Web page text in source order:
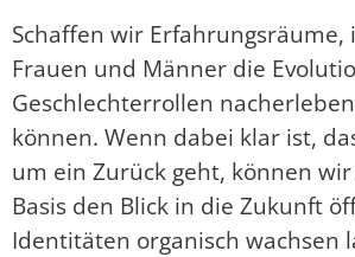
Schaffen wir Erfahrungsräume,
Frauen und Männer die
Geschlechterrollen
können. Wenn dabei klar ist,
um ein Zurück geht, können
Basis den Blick in die Zukunft
Identitäten organisch wachsen